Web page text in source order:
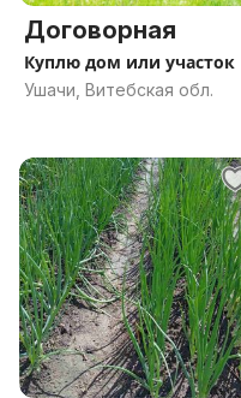
Договорная
Куплю дом или участок
Ушачи, Витебская обл.